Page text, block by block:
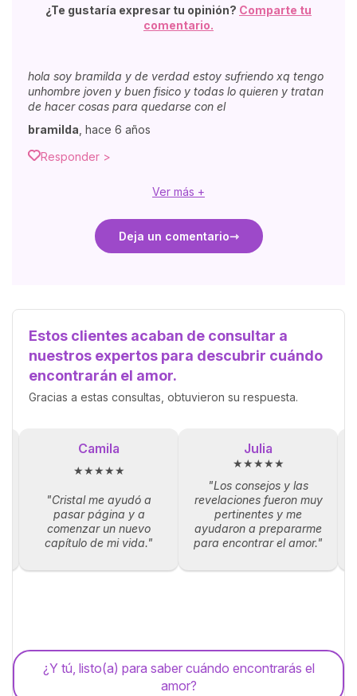
¿Te gustaría expresar tu opinión? Comparte tu
comentario.
hola soy bramilda y de verdad estoy sufriendo xq tengo
unhombre joven y buen fisico y todas lo quieren y tratan
de hacer cosas para quedarse con el
bramilda hace 6 años
Responder >
Ver más +
Deja un comentario
Estos clientes acaban de consultar a
nuestros expertos para descubrir cuándo
encontrarán el amor.
Gracias a estas consultas, obtuvieron su respuesta.
Camila
★★★★★
"Cristal me ayudó a
pasar página y a
comenzar un nuevo
capítulo de mi vida."
Julia
★★★★★
"Los consejos y las
revelaciones fueron muy
pertinentes y me
ayudaron a prepararme
para encontrar el amor."
¿Y tú, listo(a) para saber cuándo encontrarás el
amor?